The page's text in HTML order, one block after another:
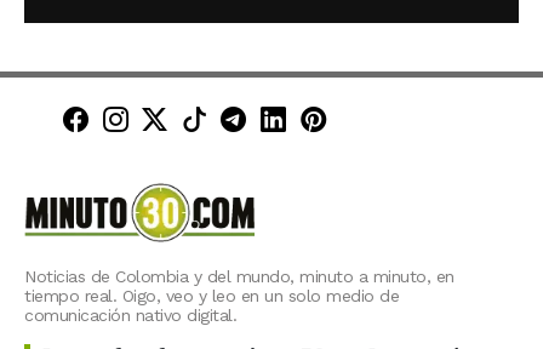
Minuto30 en Facebook
Minuto30 en Instagram
Minuto30 en X (Twitter)
Minuto30 en TikTok
Canal de Minuto30 en
Minuto30 en LinkedIn
Minuto30 en
Noticias de Colombia y del mundo, minuto a minuto, en
tiempo real. Oigo, veo y leo en un solo medio de
comunicación nativo digital.